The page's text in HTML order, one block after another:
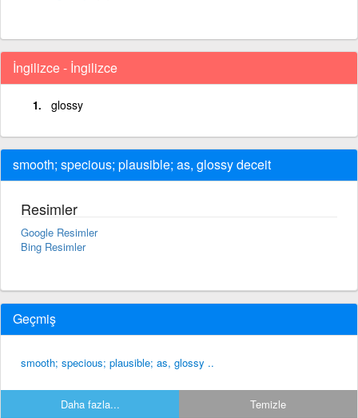
İngilizce - İngilizce
glossy
smooth; specious; plausible; as, glossy deceit
Resimler
Google Resimler
Bing Resimler
Geçmiş
smooth; specious; plausible; as, glossy ..
Daha fazla... Temizle